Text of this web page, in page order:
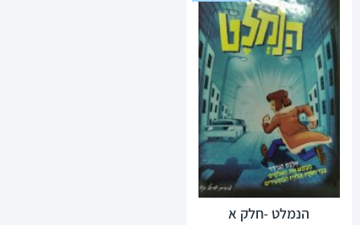
הנמלט -חלק א